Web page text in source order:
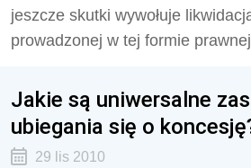
jeszcze skutki wywołuje
prowadzonej w tej formie
Jakie są uniwersalne
ubiegania się o
29 lis 2010